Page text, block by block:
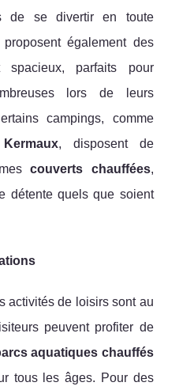
de se divertir en toute
également des
spacieux, parfaits pour
lors de leurs
campings, comme
, disposent de
couverts chauffées,
détente quels que soient
activités de loisirs sont au
peuvent profiter de
aquatiques chauffés
tous les âges. Pour des